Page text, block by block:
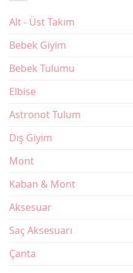
Alt - Üst Takım
Bebek Giyim
Bebek Tulumu
Elbise
Astronot Tulum
Dış Giyim
Mont
Kaban & Mont
Aksesuar
Saç Aksesuarı
Çanta